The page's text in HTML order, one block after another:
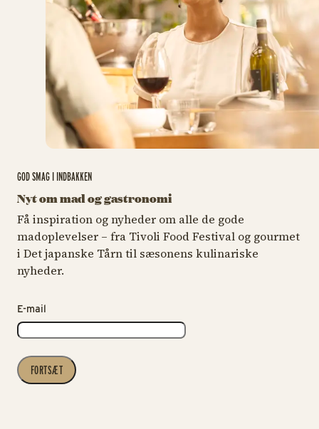
GOD SMAG I INDBAKKEN
Nyt om mad og gastronomi
Få inspiration og nyheder om alle de gode
madoplevelser – fra Tivoli Food Festival og gourmet
i Det japanske Tårn til sæsonens kulinariske
nyheder.
E-mail
FORTSÆT